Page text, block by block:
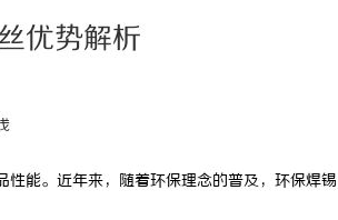
优势解析
能。近年来，随着环保理念的普及，环保焊锡